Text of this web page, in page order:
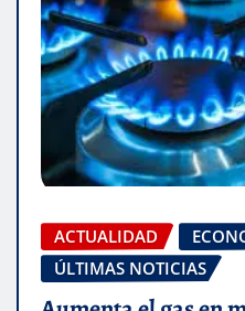
ACTUALIDAD
ÚLTIMAS NOTICIAS